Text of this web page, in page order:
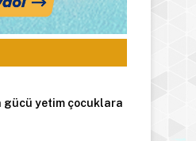
gücü yetim çocuklara